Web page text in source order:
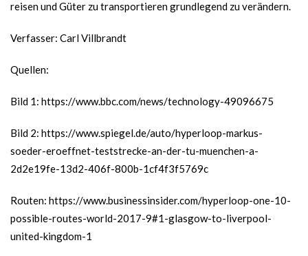
reisen und Güter zu transportieren grundlegend zu verändern.
Verfasser: Carl Villbrandt
Quellen:
Bild 1: https://www.bbc.com/news/technology-49096675
Bild 2: https://www.spiegel.de/auto/hyperloop-markus-
soeder-eroeffnet-teststrecke-an-der-tu-muenchen-a-
2d2e19fe-13d2-406f-800b-1cf4f3f5769c
Routen: https://www.businessinsider.com/hyperloop-one-10-
possible-routes-world-2017-9#1-glasgow-to-liverpool-
united-kingdom-1